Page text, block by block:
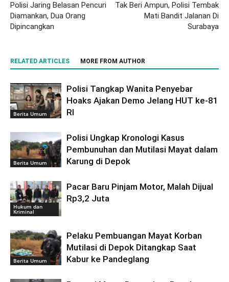
Polisi Jaring Belasan Pencuri
Diamankan, Dua Orang
Dipincangkan
Tak Beri Ampun, Polisi Tembak
Mati Bandit Jalanan Di
Surabaya
RELATED ARTICLES MORE FROM AUTHOR
Berita Umum
Polisi Tangkap Wanita Penyebar
Hoaks Ajakan Demo Jelang HUT ke-81
RI
Berita Umum
Polisi Ungkap Kronologi Kasus
Pembunuhan dan Mutilasi Mayat dalam
Karung di Depok
Hukum dan
Kriminal
Pacar Baru Pinjam Motor, Malah Dijual
Rp3,2 Juta
Berita Umum
Pelaku Pembuangan Mayat Korban
Mutilasi di Depok Ditangkap Saat
Kabur ke Pandeglang